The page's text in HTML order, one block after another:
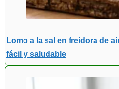
Lomo a la sal en freidora de
fácil y saludable